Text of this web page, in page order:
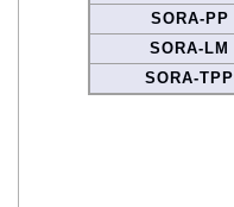
SORA-PP
SORA-LM
SORA-TPP